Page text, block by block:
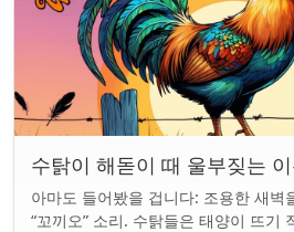
수탉이 해돋이 때 울부짖는
아마도 들어봤을 겁니다: 조용한 새벽
“꼬끼오” 소리. 수탉들은 태양이 뜨기